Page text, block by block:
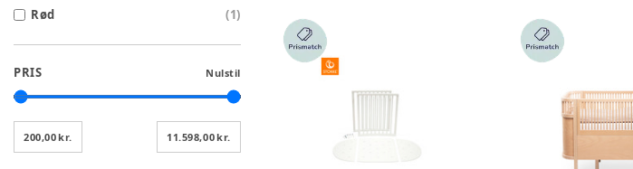
Rød
(1)
PRIS Nulstil
200,00 kr. 11.598,00 kr.